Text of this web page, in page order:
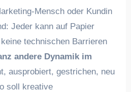
Mensch oder Kundin
Jeder kann auf Papier
technischen Barrieren
andere Dynamik im
ausprobiert, gestrichen, neu
soll kreative